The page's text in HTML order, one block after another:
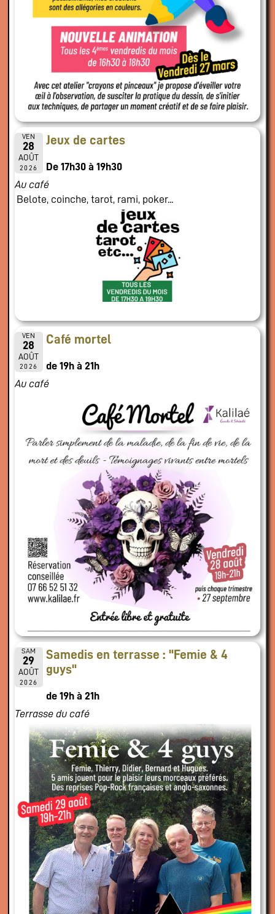
VEN
28
AOÛT
2026
Jeux de cartes
De 17h30 à 19h30
Au café
Belote, coinche, tarot, rami, poker...
VEN
28
AOÛT
2026
Café mortel
de 19h à 21h
Au café
SAM
29
AOÛT
2026
Samedis en terrasse : "Femie & 4
guys"
de 19h à 21h
Terrasse du café